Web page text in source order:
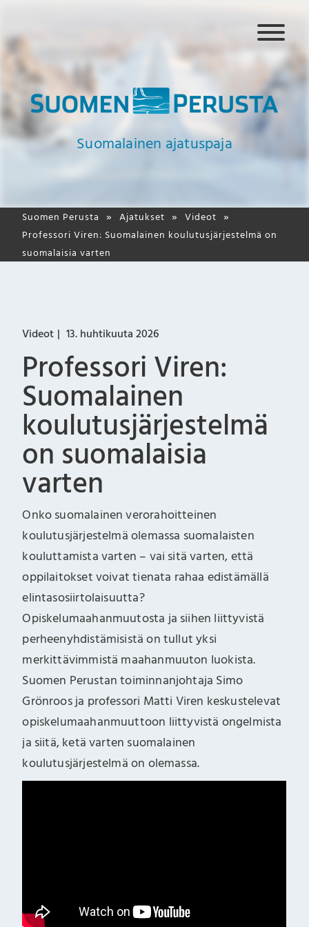
Suomalainen ajatuspaja
g
a
Suomen Perusta Ajatukset
Videot
Professori Viren: Suomalainen koulutusjärjestelmä on
suomalaisia varten
Videot 13. huhtikuuta 2026
Professori Viren:
Suomalainen
koulutusjärjestelmä
on suomalaisia
varten
Onko suomalainen verorahoitteinen
koulutusjärjestelmä olemassa suomalaisten
kouluttamista varten – vai sitä varten, että
oppilaitokset voivat tienata rahaa edistämällä
elintasosiirtolaisuutta?
Opiskelumaahanmuutosta ja siihen liittyvistä
perheenyhdistämisistä on tullut yksi
merkittävimmistä maahanmuuton luokista.
Suomen Perustan toiminnanjohtaja Simo
Grönroos ja professori Matti Viren keskustelevat
opiskelumaahanmuuttoon liittyvistä ongelmista
ja siitä, ketä varten suomalainen
koulutusjärjestelmä on olemassa.